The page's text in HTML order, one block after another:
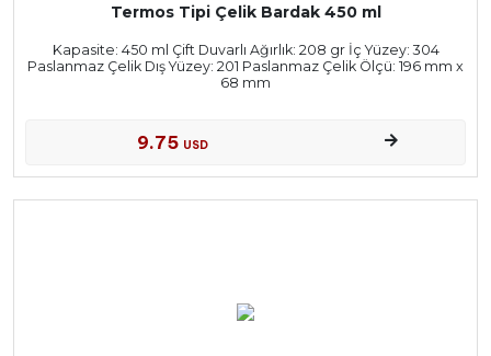
Termos Tipi Çelik Bardak 450 ml
Kapasite: 450 ml Çift Duvarlı Ağırlık: 208 gr İç Yüzey: 304
Paslanmaz Çelik Dış Yüzey: 201 Paslanmaz Çelik Ölçü: 196 mm x
68 mm
9.75 USD